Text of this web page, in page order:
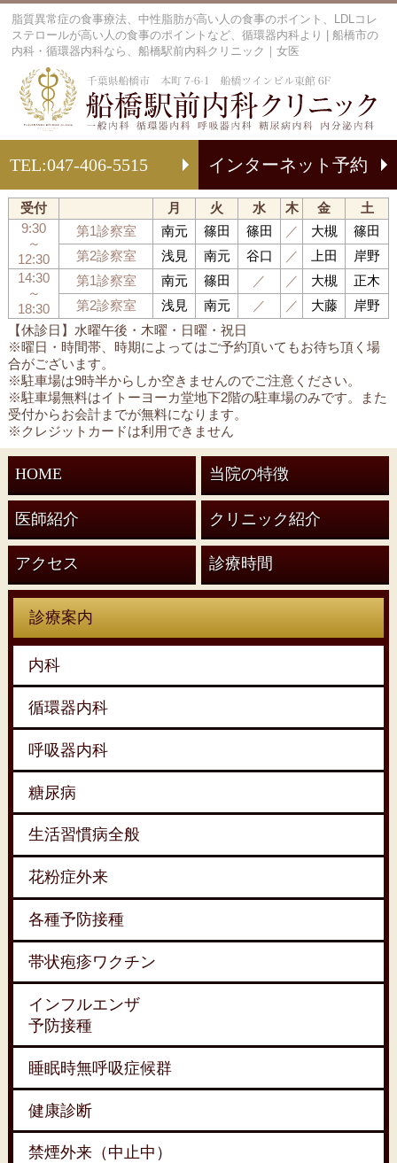
脂質異常症の食事療法、中性脂肪が高い人の食事のポイント、LDLコレ
ステロールが高い人の食事のポイントなど、循環器内科より | 船橋市の
内科・循環器内科なら、船橋駅前内科クリニック｜女医
TEL:047-406-5515 インターネット予約
【休診日】水曜午後・木曜・日曜・祝日
※曜日・時間帯、時期によってはご予約頂いてもお待ち頂く場
合がございます。
※駐車場は9時半からしか空きませんのでご注意ください。
※駐車場無料はイトーヨーカ堂地下2階の駐車場のみです。また
受付からお会計までが無料になります。
※クレジットカードは利用できません
受付 月 火 水 木 金
土
9:30
～
12:30
第1診察室 南元 篠田 篠田 ／ 大槻
篠田
第2診察室
浅見 南元 谷口 ／ 上田
岸野
14:30
～
18:30
第1診察室 南元 篠田 ／ ／ 大槻
正木
第2診察室
浅見 南元 ／ ／ 大藤 岸野
HOME 当院の特徴
医師紹介 クリニック紹介
アクセス 診療時間
診療案内
内科
循環器内科
呼吸器内科
糖尿病
生活習慣病全般
花粉症外来
各種予防接種
帯状疱疹ワクチン
インフルエンザ
予防接種
睡眠時無呼吸症候群
健康診断
禁煙外来（中止中）